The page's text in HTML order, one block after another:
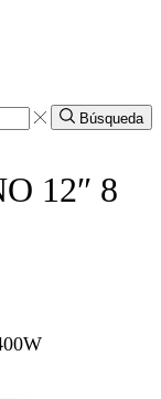
Búsqueda
12″ 8